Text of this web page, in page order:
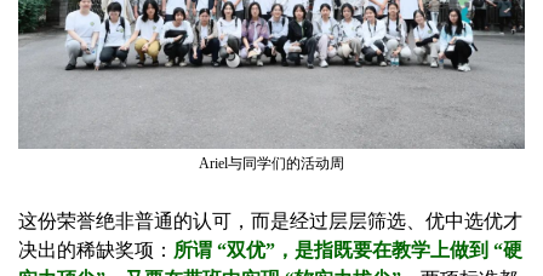
Ariel与同学们的活动周
这份荣誉绝非普通的认可，而是经过层层筛选、优中选优才
决出的稀缺奖项： 所谓 “双优”，是指既要在教学上做到 “硬